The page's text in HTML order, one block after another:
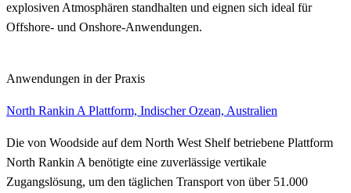
explosiven Atmosphären standhalten und eignen sich ideal für
Offshore- und Onshore-Anwendungen.
Anwendungen in der Praxis
North Rankin A Plattform, Indischer Ozean, Australien
Die von Woodside auf dem North West Shelf betriebene Plattform
North Rankin A benötigte eine zuverlässige vertikale
Zugangslösung, um den täglichen Transport von über 51.000